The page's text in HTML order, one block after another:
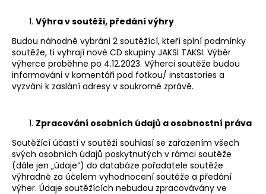
Výhra v soutěži, předání výhry
Budou náhodně vybráni 2 soutěžící, kteří splní podmínky
soutěže, ti vyhrají nové CD skupiny JAKSI TAKSI. Výběr
výherce proběhne po 4.12.2023. Výherci soutěže budou
informováni v komentáři pod fotkou/ instastories a
vyzváni k zaslání adresy v soukromé zprávě.
Zpracování osobních údajů a osobnostní práva
Soutěžící účastí v soutěži souhlasí se zařazením všech
svých osobních údajů poskytnutých v rámci soutěže
(dále jen „údaje“) do databáze pořadatele soutěže
výhradně za účelem vyhodnocení soutěže a předání
výher. Údaje soutěžících nebudou zpracovávány ve